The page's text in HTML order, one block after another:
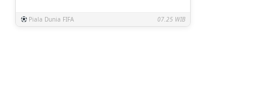
Piala Dunia FIFA 07.25 WIB